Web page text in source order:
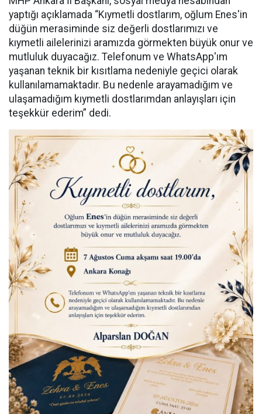
yaptığı açıklamada “Kıymetli dostlarım, oğlum Enes'in
düğün merasiminde siz değerli dostlarımızı ve
kıymetli ailelerinizi aramızda görmekten büyük onur ve
mutluluk duyacağız. Telefonum ve WhatsApp'ım
yaşanan teknik bir kısıtlama nedeniyle geçici olarak
kullanılamamaktadır. Bu nedenle arayamadığım ve
ulaşamadığım kıymetli dostlarımdan anlayışları için
teşekkür ederim” dedi.